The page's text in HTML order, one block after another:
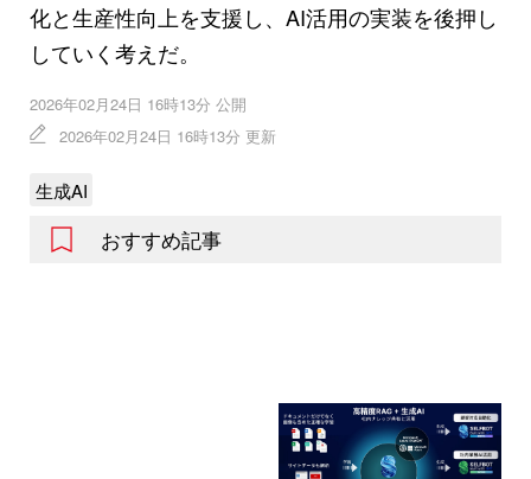
化と生産性向上を支援し、AI活用の実装を後押し
していく考えだ。
2026年02月24日 16時13分 公開
2026年02月24日 16時13分 更新
生成AI
おすすめ記事